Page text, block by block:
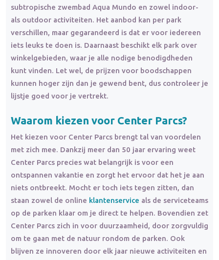
subtropische zwembad Aqua Mundo en zowel indoor-
als outdoor activiteiten. Het aanbod kan per park
verschillen, maar gegarandeerd is dat er voor iedereen
iets leuks te doen is. Daarnaast beschikt elk park over
winkelgebieden, waar je alle nodige benodigdheden
kunt vinden. Let wel, de prijzen voor boodschappen
kunnen hoger zijn dan je gewend bent, dus controleer je
lijstje goed voor je vertrekt.
Waarom kiezen voor Center Parcs?
Het kiezen voor Center Parcs brengt tal van voordelen
met zich mee. Dankzij meer dan 50 jaar ervaring weet
Center Parcs precies wat belangrijk is voor een
ontspannen vakantie en zorgt het ervoor dat het je aan
niets ontbreekt. Mocht er toch iets tegen zitten, dan
staan zowel de online klantenservice als de serviceteams
op de parken klaar om je direct te helpen. Bovendien zet
Center Parcs zich in voor duurzaamheid, door zorgvuldig
om te gaan met de natuur rondom de parken. Ook
blijven ze innoveren door elk jaar nieuwe activiteiten en